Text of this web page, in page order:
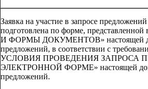
Заявка на участие в запросе
подготовлена по форме,
И ФОРМЫ ДОКУМЕНТОВ» настоящей
предложений, в соответствии с
УСЛОВИЯ ПРОВЕДЕНИЯ ЗАПРОСА
ЭЛЕКТРОННОЙ ФОРМЕ» настоящей
предложений.